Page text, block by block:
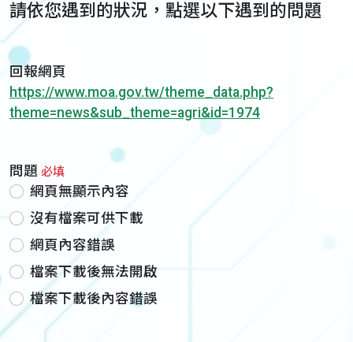
請依您遇到的狀況，點選以下遇到的問題
回報網頁
https://www.moa.gov.tw/theme_data.php?
theme=news&sub_theme=agri&id=1974
問題 必填
網頁無顯示內容
沒有檔案可供下載
網頁內容錯誤
檔案下載後無法開啟
檔案下載後內容錯誤